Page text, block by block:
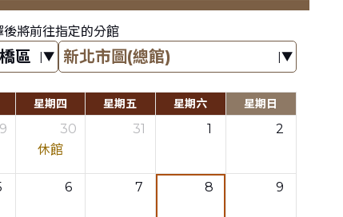
後將前往指定的分館
星期四 星期五 星期六 星期日
30
休館
31 1 2
6 7 8 9